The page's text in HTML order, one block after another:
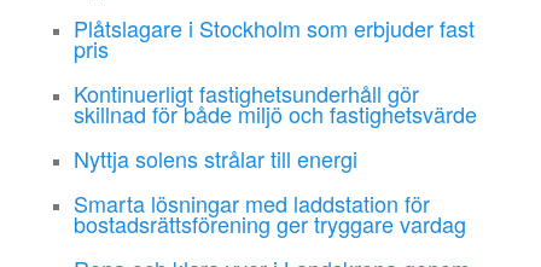
Plåtslagare i Stockholm som erbjuder fast
pris
Kontinuerligt fastighetsunderhåll gör
skillnad för både miljö och fastighetsvärde
Nyttja solens strålar till energi
Smarta lösningar med laddstation för
bostadsrättsförening ger tryggare vardag